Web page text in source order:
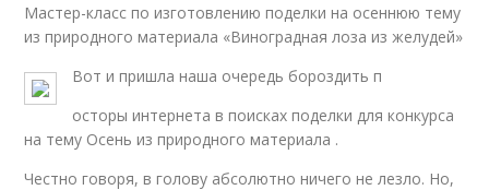
Мастер-класс по изготовлению поделки на осеннюю тему
из природного материала «Виноградная лоза из желудей»
Вот и пришла наша очередь бороздить п
осторы интернета в поисках поделки для конкурса
на тему Осень из природного материала .
Честно говоря, в голову абсолютно ничего не лезло. Но,